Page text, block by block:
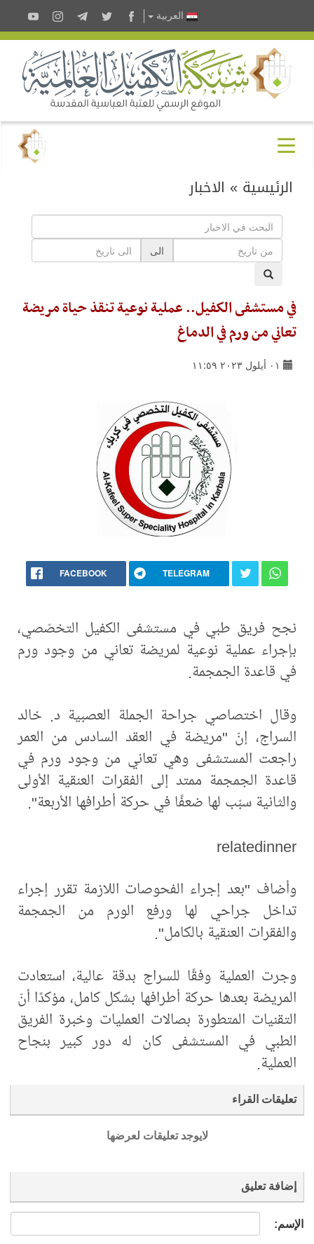
العربية
الرئيسية » الاخبار
الى
في مستشفى الكفيل.. عملية نوعية تنقذ حياة مريضة
تعاني من ورم في الدماغ
٠١ أيلول ٢٠٢٣ ١١:٥٩
FACEBOOK TELEGRAM
نجح فريق طبي في مستشفى الكفيل التخصّصي،
بإجراء عملية نوعية لمريضة تعاني من وجود ورم
في قاعدة الجمجمة.
وقال اختصاصي جراحة الجملة العصبية د. خالد
السراج، إنّ "مريضة في العقد السادس من العمر
راجعت المستشفى وهي تعاني من وجود ورم في
قاعدة الجمجمة ممتد إلى الفقرات العنقية الأولى
والثانية سبّب لها ضعفًا في حركة أطرافها الأربعة".
relatedinner
وأضاف "بعد إجراء الفحوصات اللازمة تقرر إجراء
تداخل جراحي لها ورفع الورم من الجمجمة
والفقرات العنقية بالكامل".
وجرت العملية وفقًا للسراج بدقة عالية، استعادت
المريضة بعدها حركة أطرافها بشكل كامل، مؤكدًا أنّ
التقنيات المتطورة بصالات العمليات وخبرة الفريق
الطبي في المستشفى كان له دور كبير بنجاح
العملية.
تعليقات القراء
لايوجد تعليقات لعرضها
إضافة تعليق
الإسم: